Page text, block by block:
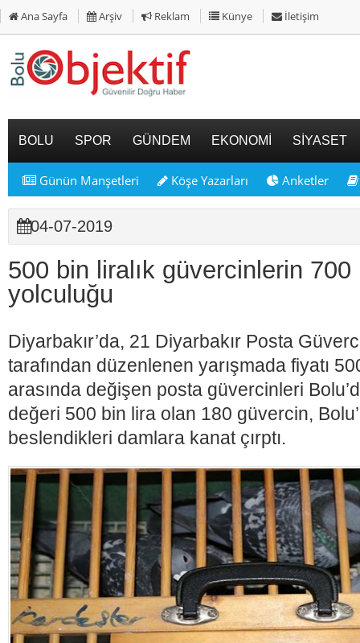
Ana Sayfa Arşiv Reklam Künye İletişim
BOLU SPOR GÜNDEM EKONOMİ SİYASET
Günün Manşetleri Köşe Yazarları Anketler
04-07-2019
500 bin liralık güvercinlerin
yolculuğu
Diyarbakır’da, 21 Diyarbakır Posta
tarafından düzenlenen yarışmada fiyatı
arasında değişen posta güvercinleri
değeri 500 bin lira olan 180 güvercin,
beslendikleri damlara kanat çırptı.